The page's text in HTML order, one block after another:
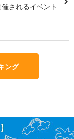
されるイベント
ング